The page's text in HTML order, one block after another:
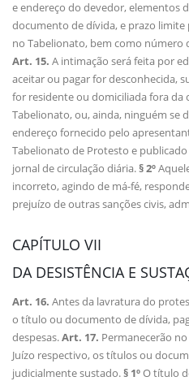
e endereço do devedor, elementos
documento de dívida, e prazo
no Tabelionato, bem como número
Art. 15. A intimação será feita por
aceitar ou pagar for desconhecida,
for residente ou domiciliada fora
Tabelionato, ou, ainda, ninguém se
endereço fornecido pelo
Tabelionato de Protesto e
jornal de circulação diária.§ 2º
incorreto, agindo de má-fé,
prejuízo de outras sanções civis,
CAPÍTULO VII
DA DESISTÊNCIA E
Art. 16. Antes da lavratura do
o título ou documento de dívida,
despesas.Art. 17. Permanecerão
Juízo respectivo, os títulos ou
judicialmente sustado.§ 1ºO título